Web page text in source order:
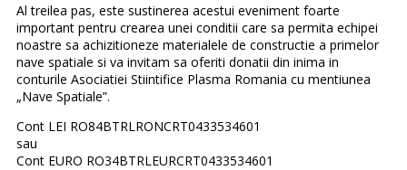
Al treilea pas, este sustinerea acestui eveniment foarte
important pentru crearea unei conditii care sa permita echipei
noastre sa achizitioneze materialele de constructie a primelor
nave spatiale si va invitam sa oferiti donatii din inima in
conturile Asociatiei Stiintifice Plasma Romania cu mentiunea
„Nave Spatiale”.
Cont LEI RO84BTRLRONCRT0433534601
sau
Cont EURO RO34BTRLEURCRT0433534601